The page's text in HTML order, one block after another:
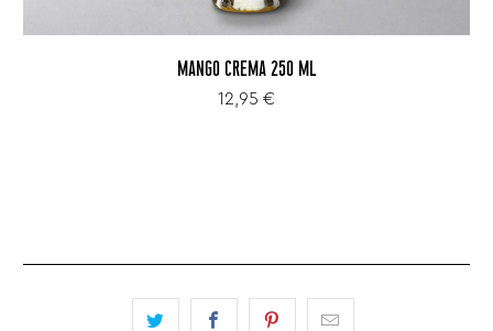
MANGO CREMA 250 ML
12,95 €